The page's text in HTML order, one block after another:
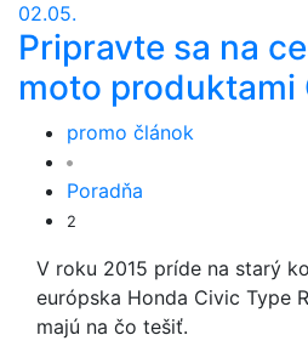
02.05.
Pripravte sa na
moto produktami
promo článok
Poradňa
2
V roku 2015 príde na starý
európska Honda Civic Type
majú na čo tešiť.